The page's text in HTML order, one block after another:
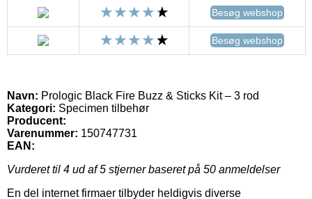
Besøg webshop
Besøg webshop
Navn: Prologic Black Fire Buzz & Sticks Kit – 3 rod
Kategori: Specimen tilbehør
Producent:
Varenummer: 150747731
EAN:
Vurderet til 4 ud af 5 stjerner baseret på 50 anmeldelser
En del internet firmaer tilbyder heldigvis diverse